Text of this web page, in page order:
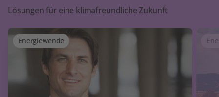
Lösungen für eine klimafreundliche Zukunft
Energiewende